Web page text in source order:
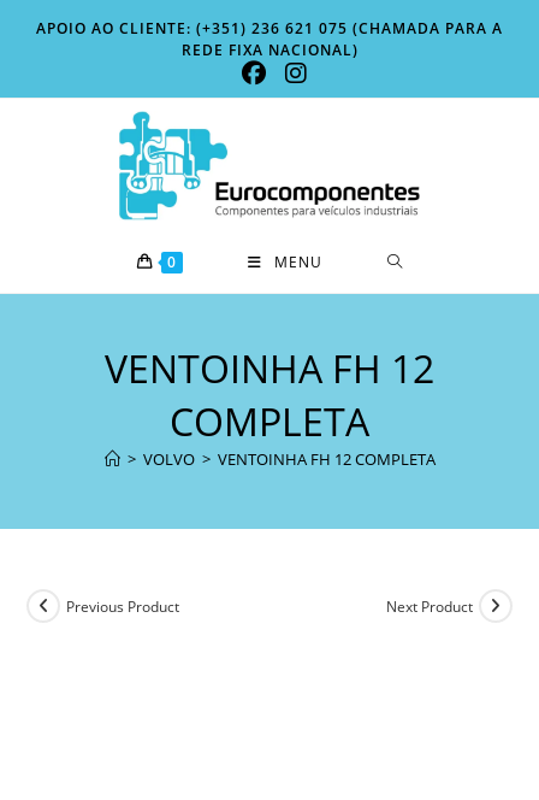
APOIO AO CLIENTE: (+351) 236 621 075 (CHAMADA PARA A
REDE FIXA NACIONAL)
0 MENU
VENTOINHA FH 12
COMPLETA
> VOLVO > VENTOINHA FH 12 COMPLETA
Previous Product Next Product